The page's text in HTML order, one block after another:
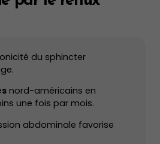
du sphincter
nord-américains en
une fois par mois.
abdominale favorise